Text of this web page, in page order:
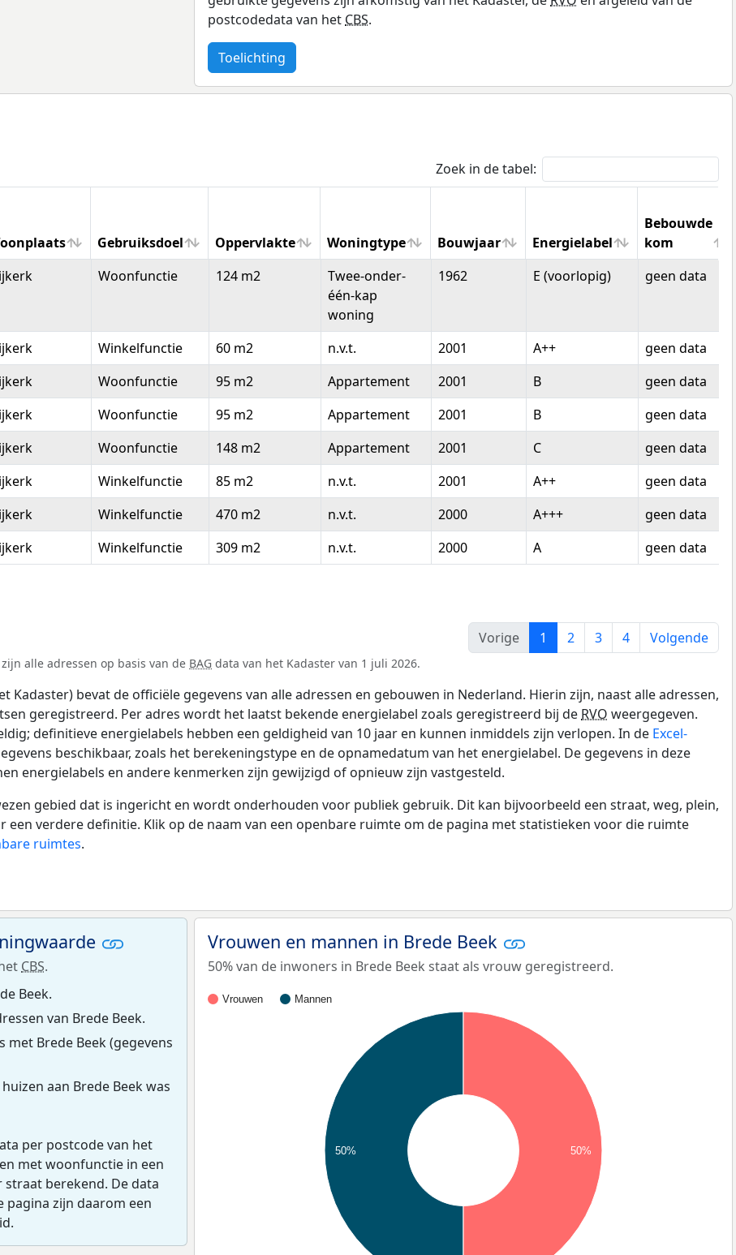
postcodedata van het CBS.
Toelichting
Zoek in de tabel:
Gebruiksdoel Oppervlakte Woningtype Bouwjaar Energielabel
Bebouwde
kom
Gebruiksdoel Oppervlakte Woningtype Bouwjaar Energielabel
Bebouwde
kom
Woonfunctie 124 m2
Twee-onder-
één-kap
woning
1962 E (voorlopig) geen data
Winkelfunctie 60 m2 n.v.t. 2001 A++
geen data
Woonfunctie 95 m2 Appartement 2001 B
geen data
Woonfunctie 95 m2 Appartement 2001 B
geen data
Woonfunctie 148 m2 Appartement 2001 C
geen data
Winkelfunctie 85 m2 n.v.t. 2001 A++
geen data
Winkelfunctie 470 m2 n.v.t. 2000 A+++
geen data
Winkelfunctie 309 m2 n.v.t. 2000 A geen data
Vorige
1 2 3 4 Volgende
alle adressen op basis van de BAG data van het Kadaster van 1 juli 2026.
Kadaster) bevat de officiële gegevens van alle adressen en gebouwen in Nederland. Hierin zijn, naast alle adressen,
geregistreerd. Per adres wordt het laatst bekende energielabel zoals geregistreerd bij de RVO weergegeven.
definitieve energielabels hebben een geldigheid van 10 jaar en kunnen inmiddels zijn verlopen. In de Excel-
beschikbaar, zoals het berekeningstype en de opnamedatum van het energielabel. De gegevens in deze
energielabels en andere kenmerken zijn gewijzigd of opnieuw zijn vastgesteld.
gebied dat is ingericht en wordt onderhouden voor publiek gebruik. Dit kan bijvoorbeeld een straat, weg, plein,
verdere definitie. Klik op de naam van een openbare ruimte om de pagina met statistieken voor die ruimte
ruimtes.
CBS.
Beek.
van Brede Beek.
Brede Beek (gegevens
aan Brede Beek was
per postcode van het
met woonfunctie in een
berekend. De data
pagina zijn daarom een
Vrouwen en mannen in Brede Beek
50% van de inwoners in Brede Beek staat als vrouw geregistreerd.
Vrouwen Mannen
50% 50%